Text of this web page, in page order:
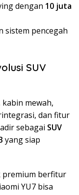
dengan 10 juta
sistem pencegah
SUV
mewah,
dan fitur
sebagai SUV
yang siap
premium berfitur
YU7 bisa